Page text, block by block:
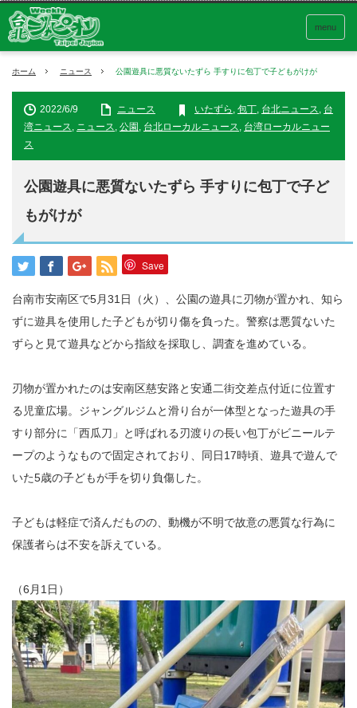
menu
ホーム ニュース 公園遊具に悪質ないたずら 手すりに包丁で子どもがけが
2022/6/9 ニュース いたずら , 包丁, 台北ニュース, 台
湾ニュース, ニュース, 公園 , 台北ローカルニュース, 台湾ローカルニュー
ス
公園遊具に悪質ないたずら 手すりに包丁で子ど
もがけが
Save
台南市安南区で5月31日（火）、公園の遊具に刃物が置かれ、知ら
ずに遊具を使用した子どもが切り傷を負った。警察は悪質ないた
ずらと見て遊具などから指紋を採取し、調査を進めている。
刃物が置かれたのは安南区慈安路と安通二街交差点付近に位置す
る児童広場。ジャングルジムと滑り台が一体型となった遊具の手
すり部分に「西瓜刀」と呼ばれる刃渡りの長い包丁がビニールテ
ープのようなもので固定されており、同日17時頃、遊具で遊んで
いた5歳の子どもが手を切り負傷した。
子どもは軽症で済んだものの、動機が不明で故意の悪質な行為に
保護者らは不安を訴えている。
（6月1日）